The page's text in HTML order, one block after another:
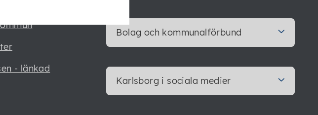
- länkad
Bolag och kommunalförbund
Karlsborg i sociala medier